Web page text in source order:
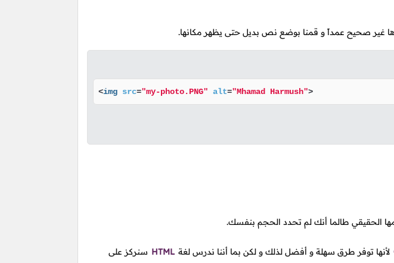
غير صحيح عمداً و قمنا بوضع نص بديل حتى يظهر مكانها.
<img src="my-photo.PNG" alt="Mhamad Harmush">
الحقيقي طالما أنك لم تحدد الحجم بنفسك.
لأنها توفر طرق سهلة و أفضل لذلك و لكن بما أننا ندرس لغة HTML سنركز على